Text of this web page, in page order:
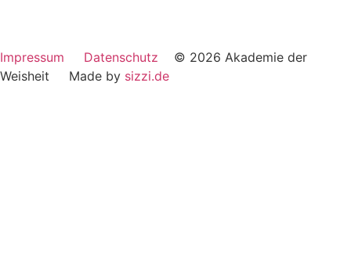
Impressum Datenschutz © 2026 Akademie der
Weisheit Made by sizzi.de